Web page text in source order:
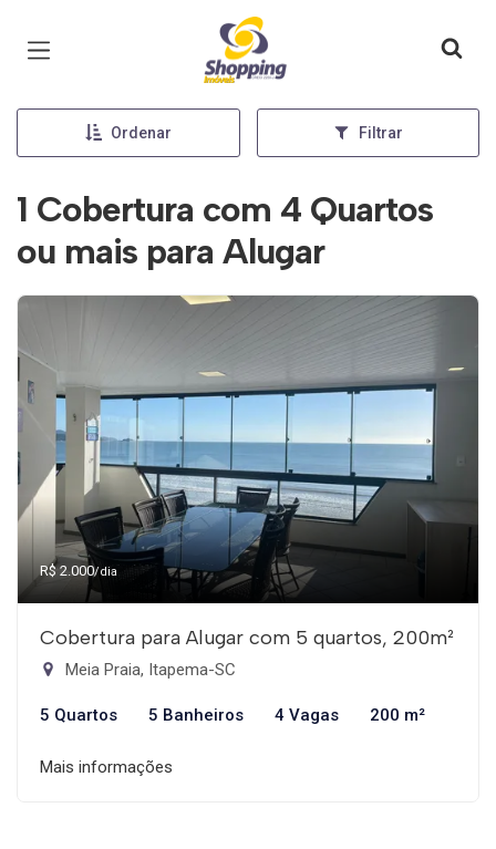
Página inicial
Ordenar Filtrar
1 Cobertura com 4 Quartos
ou mais para Alugar
R$ 2.000/dia
Cobertura para Alugar com 5 quartos, 200m²
Meia Praia, Itapema-SC
5 Quartos 5 Banheiros 4 Vagas 200 m²
Mais informações